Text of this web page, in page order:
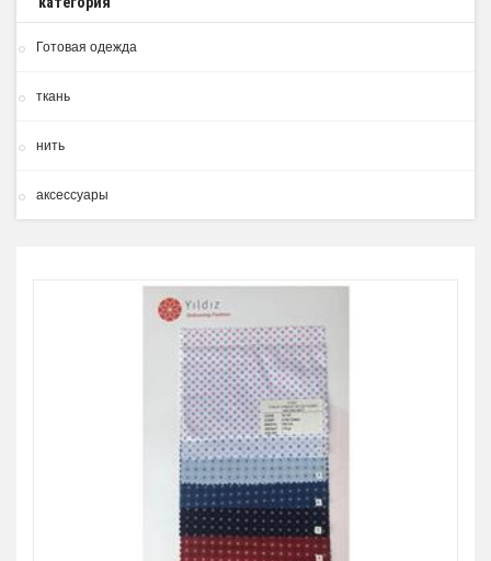
Готовая одежда
ткань
нить
аксессуары